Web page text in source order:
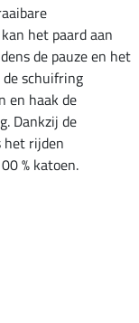
het paard aan
de pauze en het
schuifring
en haak de
Dankzij de
het rijden
% katoen.